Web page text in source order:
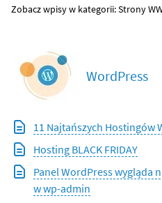
Zobacz wpisy w kategorii: Strony
WordPress
11 Najtańszych Hostingów
Hosting BLACK FRIDAY
Panel WordPress wygląda
w wp-admin